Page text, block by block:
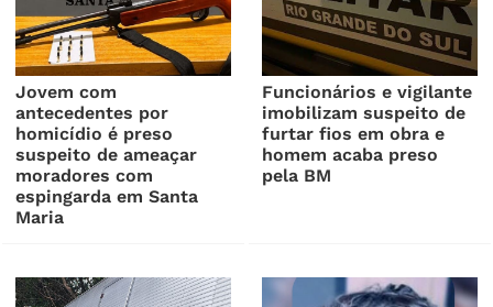
Jovem com
antecedentes por
homicídio é preso
suspeito de ameaçar
moradores com
espingarda em Santa
Maria
Funcionários e vigilante
imobilizam suspeito de
furtar fios em obra e
homem acaba preso
pela BM